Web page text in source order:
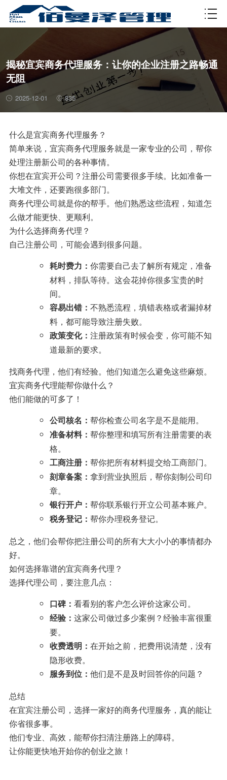
资质许可
揭秘宜宾商务代理服务：让你的企业注册之路畅通
无阻
2025-12-01 835
什么是宜宾商务代理服务？
简单来说，宜宾商务代理服务就是一家专业的公司，帮你
处理注册新公司的各种事情。
你想在宜宾开公司？注册公司需要很多手续。比如准备一
大堆文件，还要跑很多部门。
商务代理公司就是你的帮手。他们熟悉这些流程，知道怎
么做才能更快、更顺利。
为什么选择商务代理？
自己注册公司，可能会遇到很多问题。
耗时费力： 你需要自己去了解所有规定，准备
材料，排队等待。这会花掉你很多宝贵的时
间。
容易出错： 不熟悉流程，填错表格或者漏掉材
料，都可能导致注册失败。
政策变化： 注册政策有时候会变，你可能不知
道最新的要求。
找商务代理，他们有经验。他们知道怎么避免这些麻烦。
宜宾商务代理能帮你做什么？
他们能做的可多了！
公司核名： 帮你检查公司名字是不是能用。
准备材料： 帮你整理和填写所有注册需要的表
格。
工商注册： 帮你把所有材料提交给工商部门。
刻章备案： 拿到营业执照后，帮你刻制公司印
章。
银行开户： 帮你联系银行开立公司基本账户。
税务登记： 帮你办理税务登记。
总之，他们会帮你把注册公司的所有大大小小的事情都办
好。
如何选择靠谱的宜宾商务代理？
选择代理公司，要注意几点：
口碑： 看看别的客户怎么评价这家公司。
经验： 这家公司做过多少案例？经验丰富很重
要。
收费透明： 在开始之前，把费用说清楚，没有
隐形收费。
服务到位： 他们是不是及时回答你的问题？
总结
在宜宾注册公司，选择一家好的商务代理服务，真的能让
你省很多事。
他们专业、高效，能帮你扫清注册路上的障碍。
让你能更快地开始你的创业之旅！